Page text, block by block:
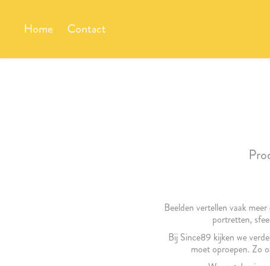
Home Contact
Beelden vertellen vaak
portretten,
Bij Since89 kijken we
moet oproepen. Zo